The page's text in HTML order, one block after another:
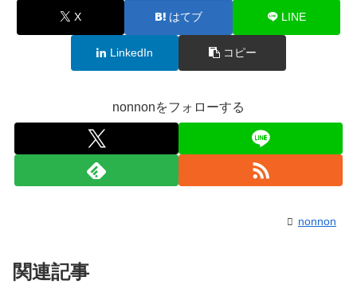
X はてブ LINE
LinkedIn コピー
nonnonをフォローする
nonnon
関連記事